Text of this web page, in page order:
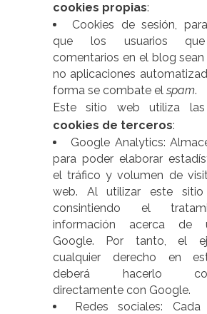
cookies propias:
Cookies de sesión,
que los usuarios que
comentarios en el blog
no aplicaciones
forma se combate el spam.
Este sitio web utiliza las
cookies de terceros:
Google Analytics:
para poder elaborar
el tráfico y volumen de
web. Al utilizar este
consintiendo el
información acerca de
Google. Por tanto, el
cualquier derecho en
deberá hacerlo
directamente con Google.
Redes sociales: